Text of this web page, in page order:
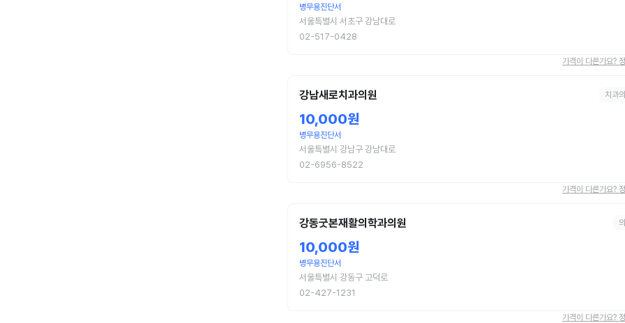
병무용진단서
서울특별시 서초구 강남대로
02-517-0428
가격이 다른가요?
강남새로치과의원 치과
10,000원
병무용진단서
서울특별시 강남구 강남대로
02-6956-8522
가격이 다른가요?
강동굿본재활의학과의원
10,000원
병무용진단서
서울특별시 강동구 고덕로
02-427-1231
가격이 다른가요?